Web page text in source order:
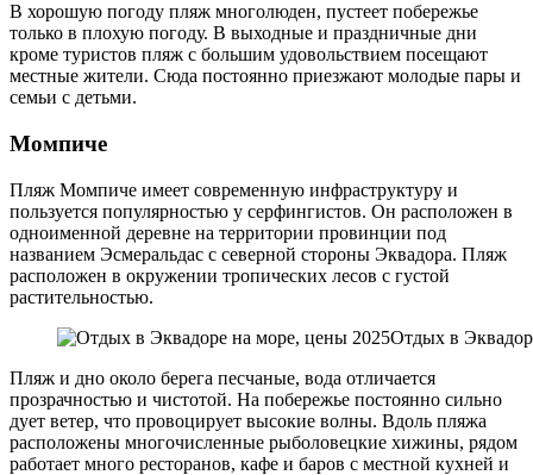
В хорошую погоду пляж многолюден, пустеет побережье
только в плохую погоду. В выходные и праздничные дни
кроме туристов пляж с большим удовольствием посещают
местные жители. Сюда постоянно приезжают молодые пары и
семьи с детьми.
Момпиче
Пляж Момпиче имеет современную инфраструктуру и
пользуется популярностью у серфингистов. Он расположен в
одноименной деревне на территории провинции под
названием Эсмеральдас с северной стороны Эквадора. Пляж
расположен в окружении тропических лесов с густой
растительностью.
Отдых в
Пляж и дно около берега песчаные, вода отличается
прозрачностью и чистотой. На побережье постоянно сильно
дует ветер, что провоцирует высокие волны. Вдоль пляжа
расположены многочисленные рыболовецкие хижины, рядом
работает много ресторанов, кафе и баров с местной кухней и